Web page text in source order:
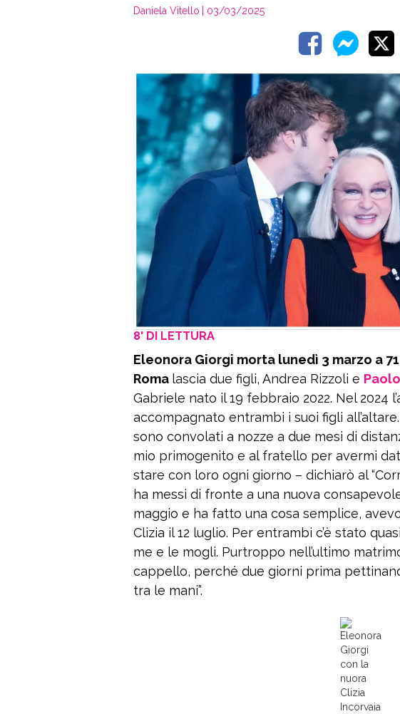
Daniela Vitello | 03/03/2025
8' DI LETTURA
Eleonora Giorgi morta lunedì 3 marzo a
Roma lascia due figli, Andrea Rizzoli e
Gabriele nato il 19 febbraio 2022. Nel 2024
accompagnato entrambi i suoi figli
sono convolati a nozze a due mesi di
mio primogenito e al fratello per avermi
stare con loro ogni giorno – dichiarò al
ha messi di fronte a una nuova
maggio e ha fatto una cosa semplice,
Clizia il 12 luglio. Per entrambi c’è stato
me e le mogli. Purtroppo nell’ultimo
cappello, perché due giorni prima
tra le mani”.
Eleonora
Giorgi
con la
nuora
Clizia
Incorvaia